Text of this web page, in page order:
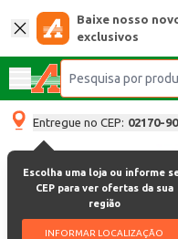
Baixe nosso
exclusivos
Entregue no CEP: 02170-
Escolha uma loja ou informe
CEP para ver ofertas da sua
região
INFORMAR LOCALIZAÇÃO